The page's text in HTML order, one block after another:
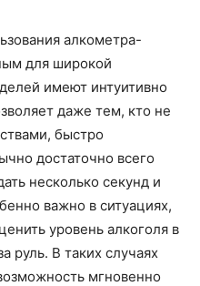
алкометра-
для широкой
имеют интуитивно
даже тем, кто не
быстро
достаточно всего
несколько секунд и
важно в ситуациях,
уровень алкоголя в
руль. В таких случаях
мгновенно